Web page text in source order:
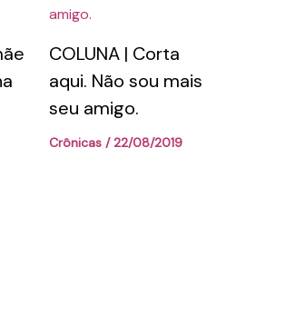
COLUNA | Corta
aqui. Não sou mais
seu amigo.
Crônicas/22/08/2019